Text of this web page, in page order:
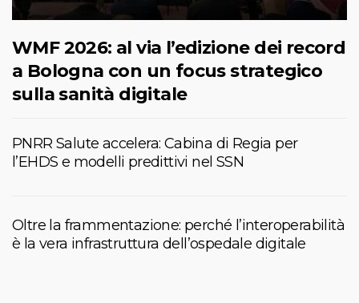
WMF 2026: al via l’edizione dei record
a Bologna con un focus strategico
sulla sanità digitale
PNRR Salute accelera: Cabina di Regia per
l’EHDS e modelli predittivi nel SSN
Oltre la frammentazione: perché l’interoperabilità
è la vera infrastruttura dell’ospedale digitale